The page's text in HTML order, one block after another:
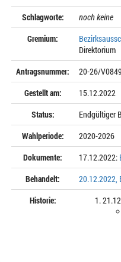
Schlagworte: noch keine
Gremium:
Direktorium
Antragsnummer:
20-26/
Gestellt am:
15.12.2022
Status:
Endgültiger
Wahlperiode:
2020-2026
Dokumente:
17.12.2022:
Behandelt:
20.12.2022,
Historie: